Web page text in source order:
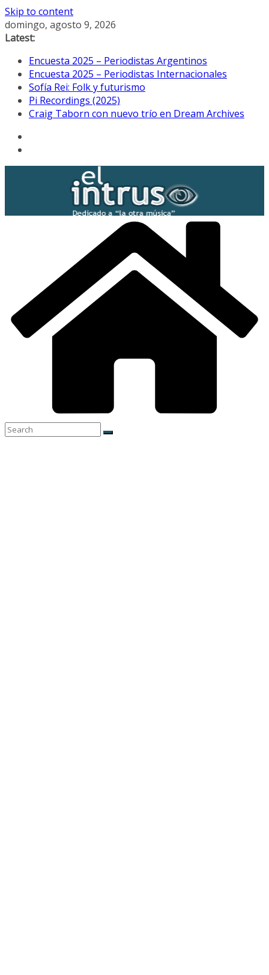
Skip to content
domingo, agosto 9, 2026
Latest:
Encuesta 2025 – Periodistas Argentinos
Encuesta 2025 – Periodistas Internacionales
Sofía Rei: Folk y futurismo
Pi Recordings (2025)
Craig Taborn con nuevo trío en Dream Archives